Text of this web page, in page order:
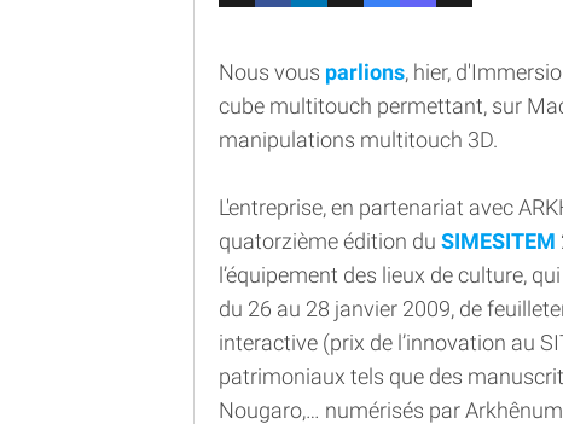
Nous vous parlions, hier,
cube multitouch permettant, sur
manipulations multitouch 3D.
L'entreprise, en partenariat avec
quatorzième édition du SIMESITEM
l’équipement des lieux de culture,
du 26 au 28 janvier 2009, de
interactive (prix de l’innovation au
patrimoniaux tels que des
Nougaro,… numérisés par